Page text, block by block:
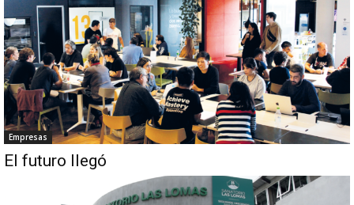
Empresas
El futuro llegó